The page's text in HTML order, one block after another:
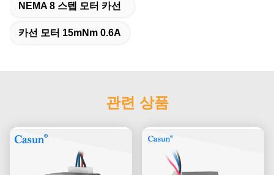
NEMA 8 스텝 모터 카선
카선 모터 15mNm 0.6A
관련 상품